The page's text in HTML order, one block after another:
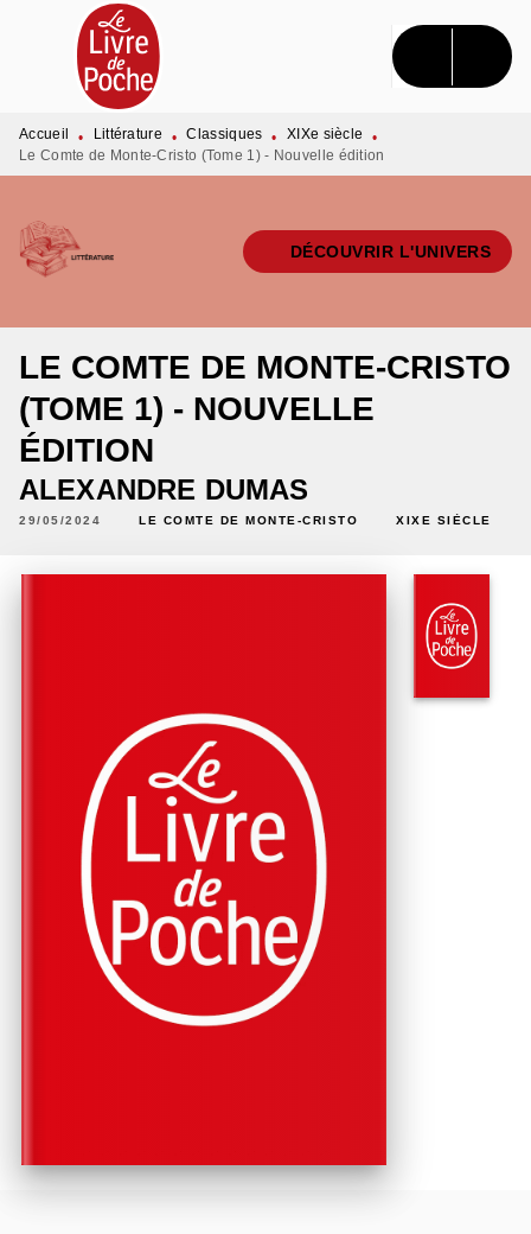
MENU RECHERCHE CONTENU
PIED DE PAGE
Accueil • Littérature • Classiques • XIXe siècle
•
Le Comte de Monte-Cristo (Tome 1) - Nouvelle édition
DÉCOUVRIR L'UNIVERS
LE COMTE DE MONTE-CRISTO
(TOME 1) - NOUVELLE
ÉDITION
ALEXANDRE DUMAS
29/05/2024 LE COMTE DE MONTE-CRISTO XIXE SIÈCLE